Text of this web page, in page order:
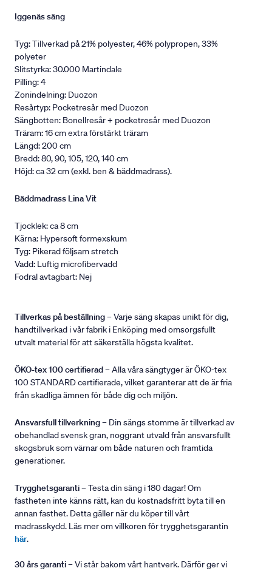
Iggenäs säng
Tyg: Tillverkad på 21% polyester, 46% polypropen, 33%
polyeter
Slitstyrka: 30.000 Martindale
Pilling: 4
Zonindelning: Duozon
Resårtyp: Pocketresår med Duozon
Sängbotten: Bonellresår + pocketresår med Duozon
Träram: 16 cm extra förstärkt träram
Längd: 200 cm
Bredd: 80, 90, 105, 120, 140 cm
Höjd: ca 32 cm (exkl. ben & bäddmadrass).
Bäddmadrass Lina Vit
Tjocklek: ca 8 cm
Kärna: Hypersoft formexskum
Tyg: Pikerad följsam stretch
Vadd: Luftig microfibervadd
Fodral avtagbart: Nej
Tillverkas på beställning– Varje säng skapas unikt för dig,
handtillverkad i vår fabrik i Enköping med omsorgsfullt
utvalt material för att säkerställa högsta kvalitet.
ÖKO-tex 100 certifierad– Alla våra sängtyger är ÖKO-tex
100 STANDARD certifierade, vilket garanterar att de är fria
från skadliga ämnen för både dig och miljön.
Ansvarsfull tillverkning– Din sängs stomme är tillverkad av
obehandlad svensk gran, noggrant utvald från ansvarsfullt
skogsbruk som värnar om både naturen och framtida
generationer.
Trygghetsgaranti– Testa din säng i 180 dagar! Om
fastheten inte känns rätt, kan du kostnadsfritt byta till en
annan fasthet. Detta gäller när du köper till vårt
madrasskydd. Läs mer om villkoren för trygghetsgarantin
här.
30 års garanti– Vi står bakom vårt hantverk. Därför ger vi